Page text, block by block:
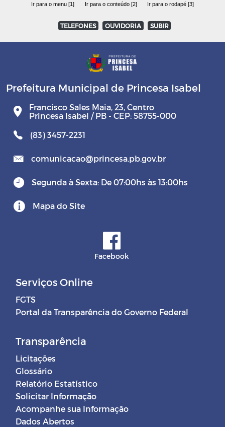
Ir para o menu [1] Ir para o conteúdo [2] Ir para o rodapé [3]
TELEFONES OUVIDORIA SUBIR
Prefeitura Municipal de Princesa Isabel
Francisco Sales Maia, 23, Centro
Princesa Isabel / PB - CEP: 58755-000
(83) 3457-2231
comunicacao@princesa.pb.gov.br
Segunda à Sexta: De 07:00hs às 13:00hs
Mapa do Site
Facebook
Serviços Online
FGTS
Portal da Transparência do Governo Federal
Transparência
Licitações
Glossário
Relatório Estatístico
Solicitar Informação
Acompanhe sua Informação
Dados Abertos